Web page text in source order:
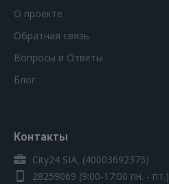
О проекте
Обратная связь
Вопросы и Ответы
Блог
Контакты
City24 SIA, (40003692375)
28259069 (9:00-17:00 пн. - пт.)